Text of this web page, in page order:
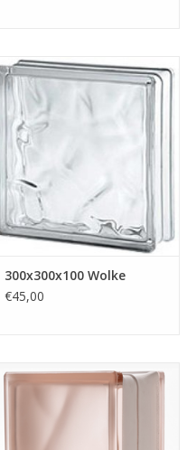
Deze grote glazen bouwstenen
van 300x300x100mm hebben
een wolke decor.
De stenen brengen het licht op
een speelse manier de woning
binnen. De achterliggende
objecten zullen iets wat 'gewolkt'
of vertekend weergegeven
worden. Deze stenen zijn ide...
TOEVOEGEN AAN WINKELWAGEN
300x300x100 Wolke
€45,00
190x190x80 Wave Rosa Sahara
De glazen bouwstenen hebben
de kleur Rosa en hebben een
betekend 'gezandstraald'.